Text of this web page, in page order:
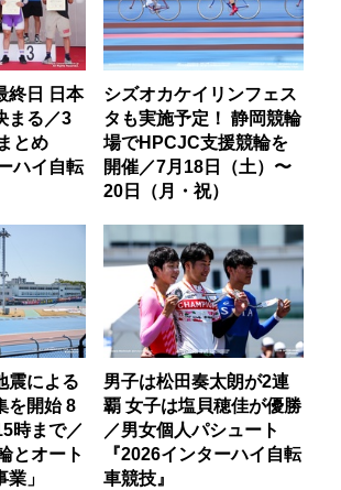
終日 日本
まる／3
とめ
ハイ自転
シズオカケイリンフェス
タも実施予定！ 静岡競輪
場でHPCJC支援競輪を
開催／7月18日（土）〜
20日（月・祝）
震による
を開始 8
時まで／
とオート
」
男子は松田奏太朗が2連
覇 女子は塩貝穂佳が優勝
／男女個人パシュート
『2026インターハイ自転
車競技』